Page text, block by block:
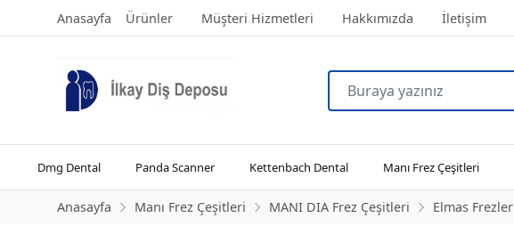
Anasayfa Ürünler Müşteri Hizmetleri Hakkımızda İletişim
Dmg Dental Panda Scanner Kettenbach Dental Manı Frez Çeşitleri
Anasayfa Manı Frez Çeşitleri MANI DIA Frez Çeşitleri Elmas Frezler